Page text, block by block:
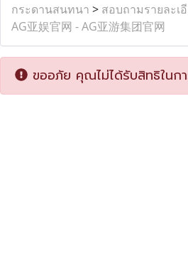
กระดานสนทนา > สอบถามรายละเ
AG亚娱官网 - AG亚游集团官网
ขออภัย คุณไม่ได้รับสิทธิในกา